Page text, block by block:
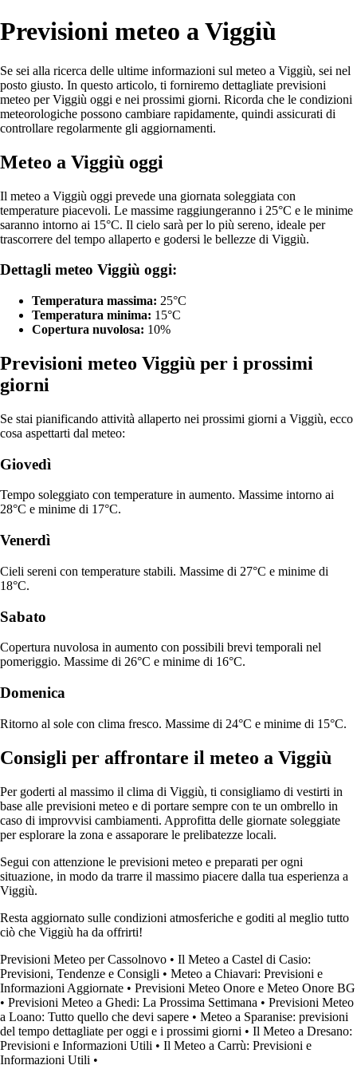
Previsioni meteo a Viggiù
Se sei alla ricerca delle ultime informazioni sul meteo a Viggiù, sei nel
posto giusto. In questo articolo, ti forniremo dettagliate previsioni
meteo per Viggiù oggi e nei prossimi giorni. Ricorda che le condizioni
meteorologiche possono cambiare rapidamente, quindi assicurati di
controllare regolarmente gli aggiornamenti.
Meteo a Viggiù oggi
Il meteo a Viggiù oggi prevede una giornata soleggiata con
temperature piacevoli. Le massime raggiungeranno i 25°C e le minime
saranno intorno ai 15°C. Il cielo sarà per lo più sereno, ideale per
trascorrere del tempo allaperto e godersi le bellezze di Viggiù.
Dettagli meteo Viggiù oggi:
Temperatura massima: 25°C
Temperatura minima: 15°C
Copertura nuvolosa: 10%
Previsioni meteo Viggiù per i prossimi
giorni
Se stai pianificando attività allaperto nei prossimi giorni a Viggiù, ecco
cosa aspettarti dal meteo:
Giovedì
Tempo soleggiato con temperature in aumento. Massime intorno ai
28°C e minime di 17°C.
Venerdì
Cieli sereni con temperature stabili. Massime di 27°C e minime di
18°C.
Sabato
Copertura nuvolosa in aumento con possibili brevi temporali nel
pomeriggio. Massime di 26°C e minime di 16°C.
Domenica
Ritorno al sole con clima fresco. Massime di 24°C e minime di 15°C.
Consigli per affrontare il meteo a Viggiù
Per goderti al massimo il clima di Viggiù, ti consigliamo di vestirti in
base alle previsioni meteo e di portare sempre con te un ombrello in
caso di improvvisi cambiamenti. Approfitta delle giornate soleggiate
per esplorare la zona e assaporare le prelibatezze locali.
Segui con attenzione le previsioni meteo e preparati per ogni
situazione, in modo da trarre il massimo piacere dalla tua esperienza a
Viggiù.
Resta aggiornato sulle condizioni atmosferiche e goditi al meglio tutto
ciò che Viggiù ha da offrirti!
Previsioni Meteo per Cassolnovo • Il Meteo a Castel di Casio:
Previsioni, Tendenze e Consigli • Meteo a Chiavari: Previsioni e
Informazioni Aggiornate • Previsioni Meteo Onore e Meteo Onore BG
• Previsioni Meteo a Ghedi: La Prossima Settimana • Previsioni Meteo
a Loano: Tutto quello che devi sapere • Meteo a Sparanise: previsioni
del tempo dettagliate per oggi e i prossimi giorni • Il Meteo a Dresano:
Previsioni e Informazioni Utili • Il Meteo a Carrù: Previsioni e
Informazioni Utili •